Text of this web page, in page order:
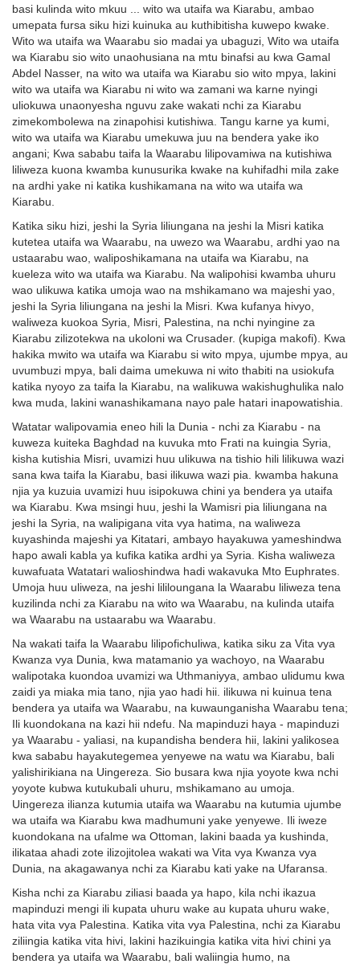
basi kulinda wito mkuu ... wito wa utaifa wa Kiarabu, ambao
umepata fursa siku hizi kuinuka au kuthibitisha kuwepo kwake.
Wito wa utaifa wa Waarabu sio madai ya ubaguzi, Wito wa utaifa
wa Kiarabu sio wito unaohusiana na mtu binafsi au kwa Gamal
Abdel Nasser, na wito wa utaifa wa Kiarabu sio wito mpya, lakini
wito wa utaifa wa Kiarabu ni wito wa zamani wa karne nyingi
uliokuwa unaonyesha nguvu zake wakati nchi za Kiarabu
zimekombolewa na zinapohisi kutishiwa. Tangu karne ya kumi,
wito wa utaifa wa Kiarabu umekuwa juu na bendera yake iko
angani; Kwa sababu taifa la Waarabu lilipovamiwa na kutishiwa
liliweza kuona kwamba kunusurika kwake na kuhifadhi mila zake
na ardhi yake ni katika kushikamana na wito wa utaifa wa
Kiarabu.
Katika siku hizi, jeshi la Syria liliungana na jeshi la Misri katika
kutetea utaifa wa Waarabu, na uwezo wa Waarabu, ardhi yao na
ustaarabu wao, waliposhikamana na utaifa wa Kiarabu, na
kueleza wito wa utaifa wa Kiarabu. Na walipohisi kwamba uhuru
wao ulikuwa katika umoja wao na mshikamano wa majeshi yao,
jeshi la Syria liliungana na jeshi la Misri. Kwa kufanya hivyo,
waliweza kuokoa Syria, Misri, Palestina, na nchi nyingine za
Kiarabu zilizotekwa na ukoloni wa Crusader. (kupiga makofi). Kwa
hakika mwito wa utaifa wa Kiarabu si wito mpya, ujumbe mpya, au
uvumbuzi mpya, bali daima umekuwa ni wito thabiti na usiokufa
katika nyoyo za taifa la Kiarabu, na walikuwa wakishughulika nalo
kwa muda, lakini wanashikamana nayo pale hatari inapowatishia.
Watatar walipovamia eneo hili la Dunia - nchi za Kiarabu - na
kuweza kuiteka Baghdad na kuvuka mto Frati na kuingia Syria,
kisha kutishia Misri, uvamizi huu ulikuwa na tishio hili lilikuwa wazi
sana kwa taifa la Kiarabu, basi ilikuwa wazi pia. kwamba hakuna
njia ya kuzuia uvamizi huu isipokuwa chini ya bendera ya utaifa
wa Kiarabu. Kwa msingi huu, jeshi la Wamisri pia liliungana na
jeshi la Syria, na walipigana vita vya hatima, na waliweza
kuyashinda majeshi ya Kitatari, ambayo hayakuwa yameshindwa
hapo awali kabla ya kufika katika ardhi ya Syria. Kisha waliweza
kuwafuata Watatari walioshindwa hadi wakavuka Mto Euphrates.
Umoja huu uliweza, na jeshi lililoungana la Waarabu liliweza tena
kuzilinda nchi za Kiarabu na wito wa Waarabu, na kulinda utaifa
wa Waarabu na ustaarabu wa Waarabu.
Na wakati taifa la Waarabu lilipofichuliwa, katika siku za Vita vya
Kwanza vya Dunia, kwa matamanio ya wachoyo, na Waarabu
walipotaka kuondoa uvamizi wa Uthmaniyya, ambao ulidumu kwa
zaidi ya miaka mia tano, njia yao hadi hii. ilikuwa ni kuinua tena
bendera ya utaifa wa Waarabu, na kuwaunganisha Waarabu tena;
Ili kuondokana na kazi hii ndefu. Na mapinduzi haya - mapinduzi
ya Waarabu - yaliasi, na kupandisha bendera hii, lakini yalikosea
kwa sababu hayakutegemea yenyewe na watu wa Kiarabu, bali
yalishirikiana na Uingereza. Sio busara kwa njia yoyote kwa nchi
yoyote kubwa kutukubali uhuru, mshikamano au umoja.
Uingereza ilianza kutumia utaifa wa Waarabu na kutumia ujumbe
wa utaifa wa Kiarabu kwa madhumuni yake yenyewe. Ili iweze
kuondokana na ufalme wa Ottoman, lakini baada ya kushinda,
ilikataa ahadi zote ilizojitolea wakati wa Vita vya Kwanza vya
Dunia, na akagawanya nchi za Kiarabu kati yake na Ufaransa.
Kisha nchi za Kiarabu ziliasi baada ya hapo, kila nchi ikazua
mapinduzi mengi ili kupata uhuru wake au kupata uhuru wake,
hata vita vya Palestina. Katika vita vya Palestina, nchi za Kiarabu
ziliingia katika vita hivi, lakini hazikuingia katika vita hivi chini ya
bendera ya utaifa wa Waarabu, bali waliingia humo, na